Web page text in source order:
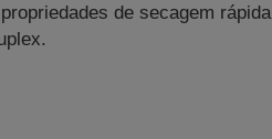
de secagem rápida